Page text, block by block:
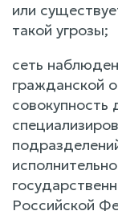
или
такой угрозы;
сеть
гражданской
Российской